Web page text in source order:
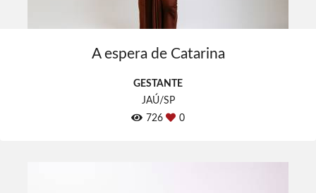
A espera de Catarina
GESTANTE
JAÚ/SP
726
0